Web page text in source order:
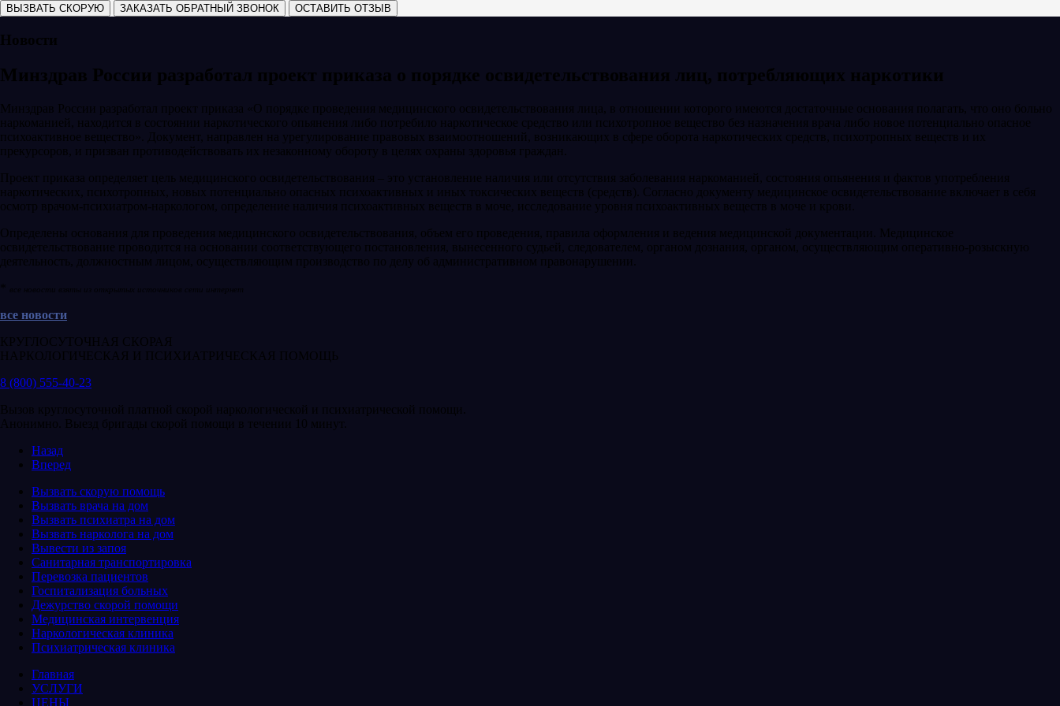
ВЫЗВАТЬ СКОРУЮ ЗАКАЗАТЬ ОБРАТНЫЙ ЗВОНОК ОСТАВИТЬ ОТЗЫВ
Новости
Минздрав России разработал проект приказа о порядке освидетельствования лиц, потребляющих наркотики
Минздрав России разработал проект приказа «О порядке проведения медицинского освидетельствования лица, в отношении которого имеются достаточные основания полагать, что оно больно
наркоманией, находится в состоянии наркотического опьянения либо потребило наркотическое средство или психотропное вещество без назначения врача либо новое потенциально опасное
психоактивное вещество». Документ, направлен на урегулирование правовых взаимоотношений, возникающих в сфере оборота наркотических средств, психотропных веществ и их
прекурсоров, и призван противодействовать их незаконному обороту в целях охраны здоровья граждан.
Проект приказа определяет цель медицинского освидетельствования – это установление наличия или отсутствия заболевания наркоманией, состояния опьянения и фактов употребления
наркотических, психотропных, новых потенциально опасных психоактивных и иных токсических веществ (средств). Согласно документу медицинское освидетельствование включает в себя
осмотр врачом-психиатром-наркологом, определение наличия психоактивных веществ в моче, исследование уровня психоактивных веществ в моче и крови.
Определены основания для проведения медицинского освидетельствования, объем его проведения, правила оформления и ведения медицинской документации. Медицинское
освидетельствование проводится на основании соответствующего постановления, вынесенного судьей, следователем, органом дознания, органом, осуществляющим оперативно-розыскную
деятельность, должностным лицом, осуществляющим производство по делу об административном правонарушении.
все новости взяты из открытых источников сети интернет
все новости
КРУГЛОСУТОЧНАЯ СКОРАЯ
НАРКОЛОГИЧЕСКАЯ И ПСИХИАТРИЧЕСКАЯ ПОМОЩЬ
8 (800) 555-40-23
Вызов круглосуточной платной скорой наркологической и психиатрической помощи.
Анонимно. Выезд бригады скорой помощи в течении 10 минут.
Назад
Вперед
Вызвать скорую помощь
Вызвать врача на дом
Вызвать психиатра на дом
Вызвать нарколога на дом
Вывести из запоя
Санитарная транспортировка
Перевозка пациентов
Госпитализация больных
Дежурство скорой помощи
Медицинская интервенция
Наркологическая клиника
Психиатрическая клиника
Главная
УСЛУГИ
ЦЕНЫ